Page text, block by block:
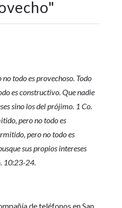
"
todo es provechoso. Todo
es constructivo. Que nadie
sino los del prójimo. 1 Co.
pero no todo es
pero no todo es
sus propios intereses
10:23-24.
de teléfonos en San